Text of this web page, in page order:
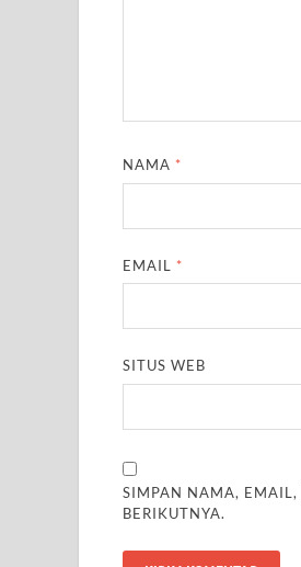
NAMA *
EMAIL *
SITUS WEB
SIMPAN NAMA, EMAIL,
BERIKUTNYA.